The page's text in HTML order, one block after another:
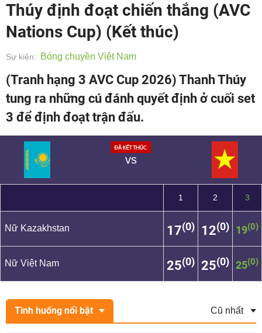
Thúy định đoạt chiến thắng (AVC
Nations Cup) (Kết thúc)
Sự kiện: Bóng chuyền Việt Nam
(Tranh hạng 3 AVC Cup 2026) Thanh Thúy
tung ra những cú đánh quyết định ở cuối set
3 để định đoạt trận đấu.
vs
1 2 3
Nữ Kazakhstan 17(0) 12(0) 19(0)
Nữ Việt Nam 25(0) 25(0) 25(0)
Tình huống nổi bật